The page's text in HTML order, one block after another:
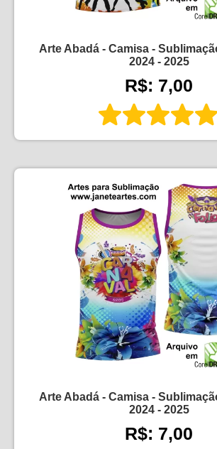
Arte Abadá - Camisa -
2024 - 2025
R$: 7,00
Arte Abadá - Camisa -
2024 - 2025
R$: 7,00